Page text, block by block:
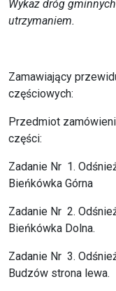
Wykaz dróg
utrzymaniem.
Zamawiający
częściowych:
Przedmiot
części:
Zadanie Nr 1.
Bieńkówka Górna
Zadanie Nr 2.
Bieńkówka Dolna.
Zadanie Nr 3.
Budzów strona lewa.